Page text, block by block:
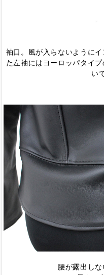
袖口。風が入らないように
た左袖にはヨーロッパタイ
い
腰が露出し